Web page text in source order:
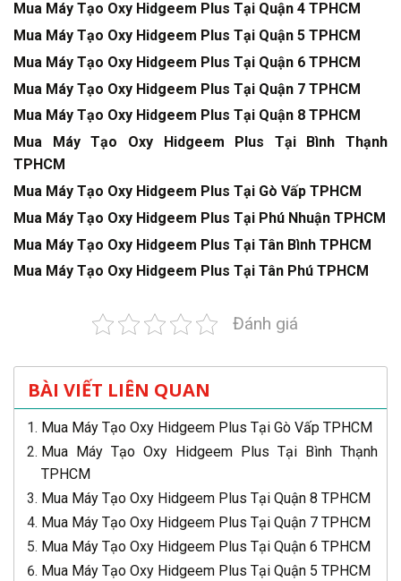
Mua Máy Tạo Oxy Hidgeem Plus Tại Quận 4 TPHCM
Mua Máy Tạo Oxy Hidgeem Plus Tại Quận 5 TPHCM
Mua Máy Tạo Oxy Hidgeem Plus Tại Quận 6 TPHCM
Mua Máy Tạo Oxy Hidgeem Plus Tại Quận 7 TPHCM
Mua Máy Tạo Oxy Hidgeem Plus Tại Quận 8 TPHCM
Mua Máy Tạo Oxy Hidgeem Plus Tại Bình Thạnh
TPHCM
Mua Máy Tạo Oxy Hidgeem Plus Tại Gò Vấp TPHCM
Mua Máy Tạo Oxy Hidgeem Plus Tại Phú Nhuận TPHCM
Mua Máy Tạo Oxy Hidgeem Plus Tại Tân Bình TPHCM
Mua Máy Tạo Oxy Hidgeem Plus Tại Tân Phú TPHCM
Đánh giá
BÀI VIẾT LIÊN QUAN
Mua Máy Tạo Oxy Hidgeem Plus Tại Gò Vấp TPHCM
Mua Máy Tạo Oxy Hidgeem Plus Tại Bình Thạnh
TPHCM
Mua Máy Tạo Oxy Hidgeem Plus Tại Quận 8 TPHCM
Mua Máy Tạo Oxy Hidgeem Plus Tại Quận 7 TPHCM
Mua Máy Tạo Oxy Hidgeem Plus Tại Quận 6 TPHCM
Mua Máy Tạo Oxy Hidgeem Plus Tại Quận 5 TPHCM